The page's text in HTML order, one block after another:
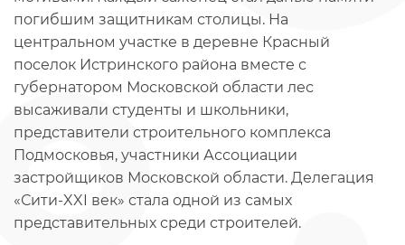
погибшим защитникам столицы. На
центральном участке в деревне Красный
поселок Истринского района вместе с
губернатором Московской области лес
высаживали студенты и школьники,
представители строительного комплекса
Подмосковья, участники Ассоциации
застройщиков Московской области. Делегация
«Сити-XXI век» стала одной из самых
представительных среди строителей.